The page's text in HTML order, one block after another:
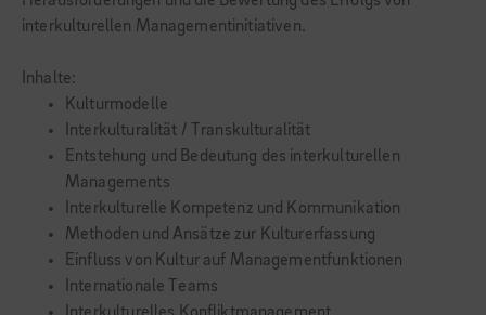
interkulturellen Managementinitiativen.
Inhalte:
Kulturmodelle
Interkulturalität / Transkulturalität
Entstehung und Bedeutung des interkulturellen
Managements
Interkulturelle Kompetenz und Kommunikation
Methoden und Ansätze zur Kulturerfassung
Einfluss von Kultur auf Managementfunktionen
Internationale Teams